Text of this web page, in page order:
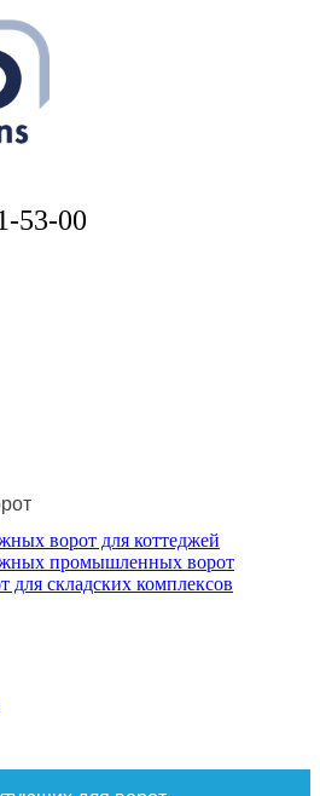
53-00
ворот для коттеджей
промышленных ворот
для складских комплексов